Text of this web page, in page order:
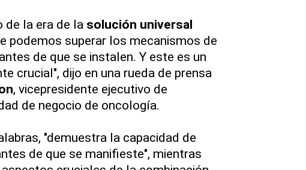
la era de la solución universal
podemos superar los mecanismos de
de que se instalen. Y este es un
crucial", dijo en una rueda de prensa
, vicepresidente ejecutivo de
de negocio de oncología.
"demuestra la capacidad de
de que se manifieste", mientras